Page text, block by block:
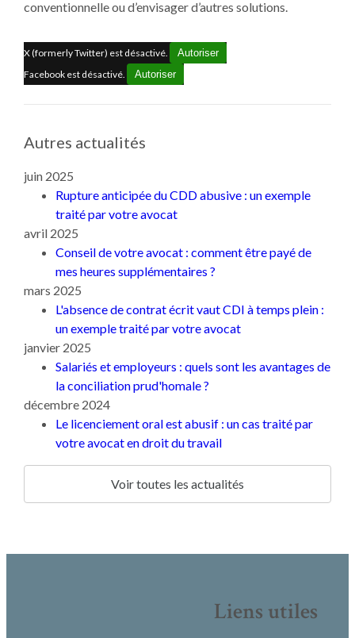
conventionnelle ou d’envisager d’autres solutions.
X (formerly Twitter) est désactivé.
Autoriser
Facebook est désactivé.
Autoriser
Autres actualités
juin 2025
Rupture anticipée du CDD abusive : un exemple
traité par votre avocat
avril 2025
Conseil de votre avocat : comment être payé de
mes heures supplémentaires ?
mars 2025
L'absence de contrat écrit vaut CDI à temps plein :
un exemple traité par votre avocat
janvier 2025
Salariés et employeurs : quels sont les avantages de
la conciliation prud'homale ?
décembre 2024
Le licenciement oral est abusif : un cas traité par
votre avocat en droit du travail
Voir toutes les actualités
Liens utiles